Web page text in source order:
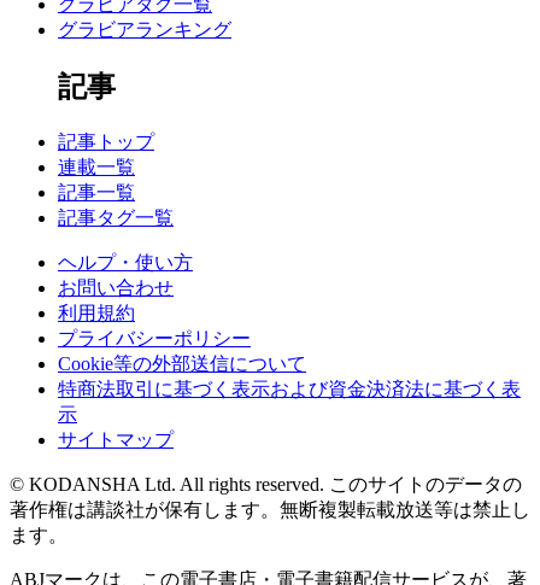
グラビアタグ一覧
グラビアランキング
記事
記事トップ
連載一覧
記事一覧
記事タグ一覧
ヘルプ・使い方
お問い合わせ
利用規約
プライバシーポリシー
Cookie等の外部送信について
特商法取引に基づく表示および資金決済法に基づく表
示
サイトマップ
© KODANSHA Ltd. All rights reserved. このサイトのデータの
著作権は講談社が保有します。無断複製転載放送等は禁止し
ます。
ABJマークは、この電子書店・電子書籍配信サービスが、著